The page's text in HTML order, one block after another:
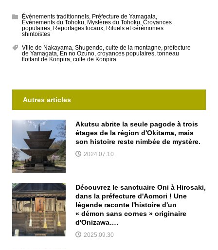
Événements traditionnels, Préfecture de Yamagata,
Événements du Tohoku, Mystères du Tohoku, Croyances
populaires, Reportages locaux, Rituels et cérémonies
shintoïstes
Ville de Nakayama, Shugendo, culte de la montagne, préfecture
de Yamagata, En no Ozuno, croyances populaires, tonneau
flottant de Konpira, culte de Konpira
Autres articles
Akutsu abrite la seule pagode à trois
étages de la région d'Okitama, mais
son histoire reste nimbée de mystère.
2024.07.10
Découvrez le sanctuaire Oni à Hirosaki,
dans la préfecture d'Aomori ! Une
légende raconte l'histoire d'un
« démon sans cornes » originaire
d'Onizawa….
2025.09.30